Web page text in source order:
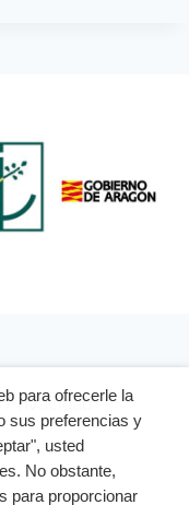
para ofrecerle la
sus preferencias y
usted
No obstante,
para proporcionar